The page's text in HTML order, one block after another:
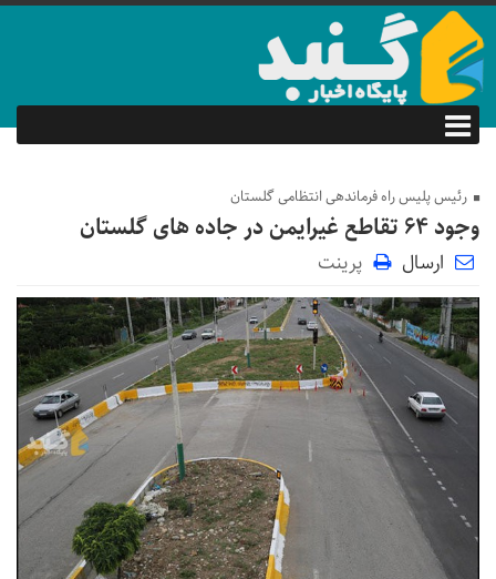
رئیس پلیس راه فرماندهی انتظامی گلستان
وجود ۶۴ تقاطع غیرایمن در جاده های گلستان
ارسال پرینت